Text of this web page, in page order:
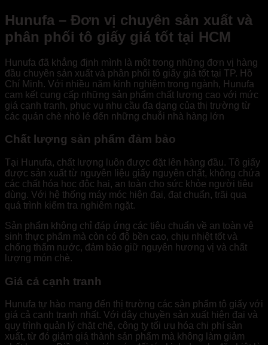
Hunufa – Đơn vị chuyên sản xuất và
phân phối tô giấy giá tốt tại HCM
Hunufa đã khẳng định mình là một trong những đơn vị hàng
đầu chuyên sản xuất và phân phối tô giấy giá tốt tại TP. Hồ
Chí Minh. Với nhiều năm kinh nghiệm trong ngành, Hunufa
cam kết cung cấp những sản phẩm chất lượng cao với mức
giá cạnh tranh, phục vụ nhu cầu đa dạng của thị trường từ
các quán chè nhỏ lẻ đến những chuỗi nhà hàng lớn
Chất lượng sản phẩm đảm bảo
Tại Hunufa, chất lượng luôn được đặt lên hàng đầu. Tô giấy
được sản xuất từ nguyên liệu giấy nguyên chất, không chứa
các chất hóa học độc hại, an toàn cho sức khỏe người tiêu
dùng. Với hệ thống máy móc hiện đại, đạt chuẩn, trãi qua
quá trình kiểm tra nghiêm ngặt.
Sản phẩm không chỉ đáp ứng các tiêu chuẩn về an toàn vệ
sinh thực phẩm mà còn có độ bền cao, chịu nhiệt tốt và
chống thấm nước, đảm bảo giữ nguyên hương vị và chất
lượng món chè.
Giá cả cạnh tranh
Hunufa tự hào mang đến thị trường các sản phẩm tô giấy với
giá cả cạnh tranh nhất. Với dây chuyền sản xuất hiện đại và
quy trình quản lý chặt chẽ, công ty tối ưu hóa chi phí sản
xuất, từ đó giảm giá thành sản phẩm mà không làm giảm